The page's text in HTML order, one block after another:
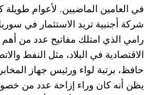
في العامين الماضيين. لأعوام
شركة أجنبية تريد الاستثمار في
رامي الذي امتلك مفاتيح عدد من
الاقتصادية في البلاد، مثل النفط
حافظ، برتبة لواء ورئيس جهاز
يظن أنه كان وراء إزاحة عدد من خصوم